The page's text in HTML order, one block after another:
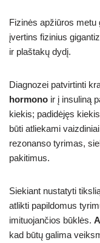
Fizinės apžiūros
įvertins fizinius
ir plaštakų dydį.
Diagnozei patvirtinti
hormono ir į insuliną
kiekis; padidėjęs
būti atliekami
rezonanso tyrimas,
pakitimus.
Siekiant nustatyti
atlikti papildomus
imituojančios būklės.
kad būtų galima